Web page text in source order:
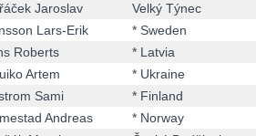
Jaroslav
Velký Týnec
Lars-Erik
* Sweden
Roberts
* Latvia
Artem
* Ukraine
Sami
* Finland
Andreas
* Norway